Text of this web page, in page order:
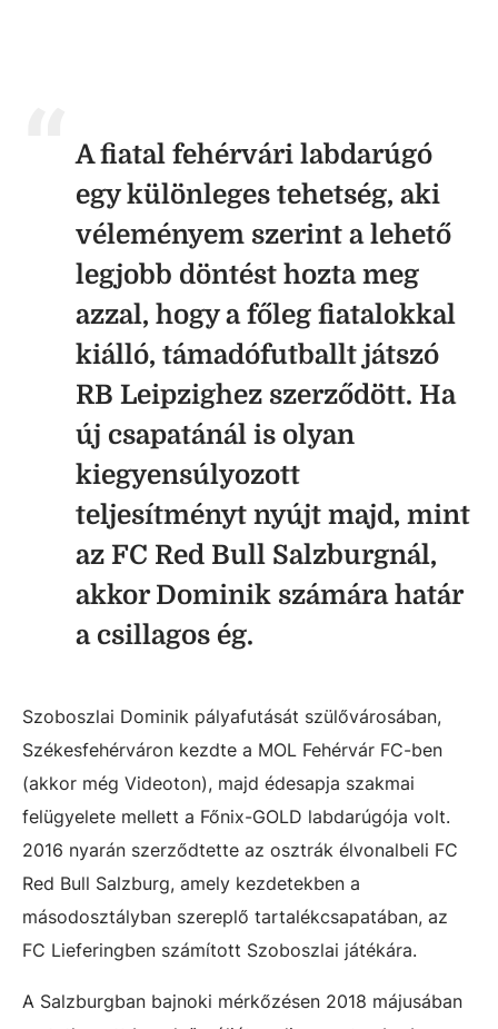
A fiatal fehérvári labdarúgó
egy különleges tehetség, aki
véleményem szerint a lehető
legjobb döntést hozta meg
azzal, hogy a főleg fiatalokkal
kiálló, támadófutballt játszó
RB Leipzighez szerződött. Ha
új csapatánál is olyan
kiegyensúlyozott
teljesítményt nyújt majd, mint
az FC Red Bull Salzburgnál,
akkor Dominik számára határ
a csillagos ég.
Szoboszlai Dominik pályafutását szülővárosában,
Székesfehérváron kezdte a MOL Fehérvár FC-ben
(akkor még Videoton), majd édesapja szakmai
felügyelete mellett a Főnix-GOLD labdarúgója volt.
2016 nyarán szerződtette az osztrák élvonalbeli FC
Red Bull Salzburg, amely kezdetekben a
másodosztályban szereplő tartalékcsapatában, az
FC Lieferingben számított Szoboszlai játékára.
A Salzburgban bajnoki mérkőzésen 2018 májusában